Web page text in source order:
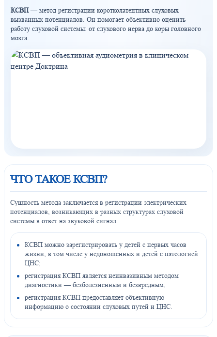
КСВП— метод регистрации коротколатентных слуховых
вызванных потенциалов. Он помогает объективно оценить
работу слуховой системы: от слухового нерва до коры головного
мозга.
ЧТО ТАКОЕ КСВП?
Сущность метода заключается в регистрации электрических
потенциалов, возникающих в разных структурах слуховой
системы в ответ на звуковой сигнал.
КСВП можно зарегистрировать у детей с первых часов
жизни, в том числе у недоношенных и детей с патологией
ЦНС;
регистрация КСВП является неинвазивным методом
диагностики — безболезненным и безвредным;
регистрация КСВП предоставляет объективную
информацию о состоянии слуховых путей и ЦНС.